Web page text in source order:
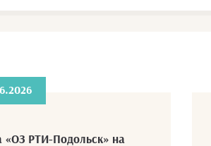
«ОЗ РТИ-Подольск» на